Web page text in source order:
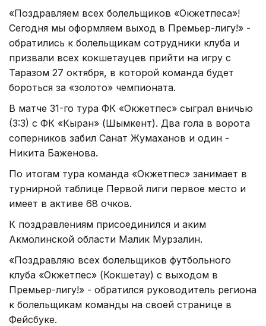
«Поздравляем всех болельщиков «Окжетпеса»!
Сегодня мы оформляем выход в Премьер-лигу!» -
обратились к болельщикам сотрудники клуба и
призвали всех кокшетауцев прийти на игру с
Таразом 27 октября, в которой команда будет
бороться за «золото» чемпионата.
В матче 31-го тура ФК «Окжетпес» сыграл вничью
(3:3) с ФК «Кыран» (Шымкент). Два гола в ворота
соперников забил Санат Жумаханов и один -
Никита Баженова.
По итогам тура команда «Окжетпес» занимает в
турнирной таблице Первой лиги первое место и
имеет в активе 68 очков.
К поздравлениям присоединился и аким
Акмолинской области Малик Мурзалин.
«Поздравляю всех болельщиков футбольного
клуба «Окжетпес» (Кокшетау) с выходом в
Премьер-лигу!» - обратился руководитель региона
к болельщикам команды на своей странице в
Фейсбуке.